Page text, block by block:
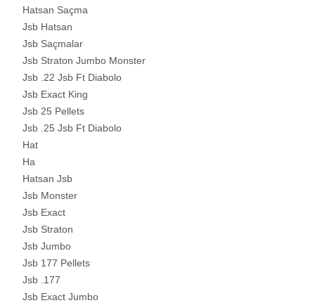
Hatsan Saçma
Jsb Hatsan
Jsb Saçmalar
Jsb Straton Jumbo Monster
Jsb .22 Jsb Ft Diabolo
Jsb Exact King
Jsb 25 Pellets
Jsb .25 Jsb Ft Diabolo
Hat
Ha
Hatsan Jsb
Jsb Monster
Jsb Exact
Jsb Straton
Jsb Jumbo
Jsb 177 Pellets
Jsb .177
Jsb Exact Jumbo